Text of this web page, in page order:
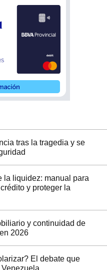
tras la tragedia y se
la liquidez: manual para
y proteger la
y continuidad de
2026
El debate que